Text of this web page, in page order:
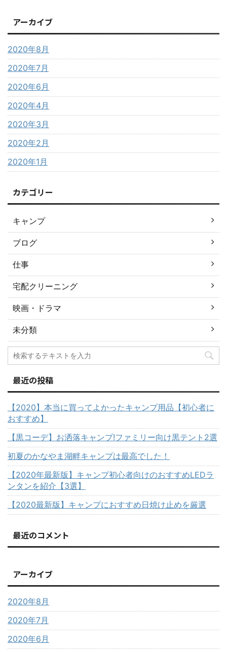
アーカイブ
2020年8月
2020年7月
2020年6月
2020年4月
2020年3月
2020年2月
2020年1月
カテゴリー
キャンプ
ブログ
仕事
宅配クリーニング
映画・ドラマ
未分類
最近の投稿
【2020】本当に買ってよかったキャンプ用品【初心者に
おすすめ】
【黒コーデ】お洒落キャンプ!ファミリー向け黒テント2選
初夏のかなやま湖畔キャンプは最高でした！
【2020年最新版】キャンプ初心者向けのおすすめLEDラ
ンタンを紹介【3選】
【2020最新版】キャンプにおすすめ日焼け止めを厳選
最近のコメント
アーカイブ
2020年8月
2020年7月
2020年6月